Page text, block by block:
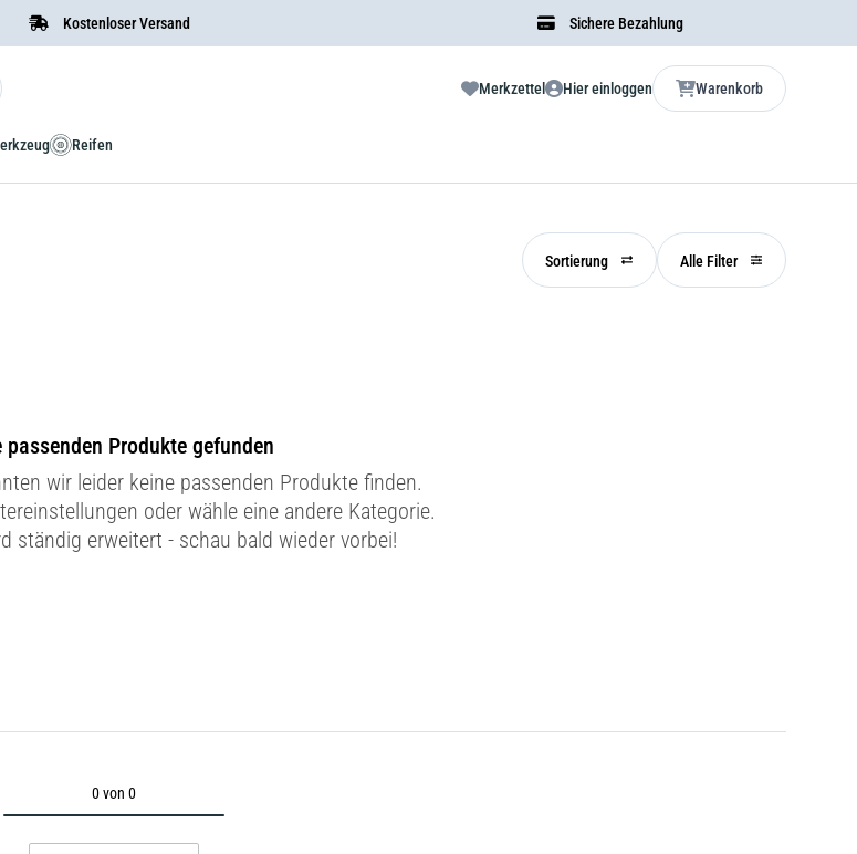
Kostenloser Versand Sichere Bezahlung
Merkzettel Hier einloggen Warenkorb
Reifen
Sortierung Alle Filter
passenden Produkte gefunden
wir leider keine passenden Produkte finden.
oder wähle eine andere Kategorie.
ständig erweitert - schau bald wieder vorbei!
0 von 0